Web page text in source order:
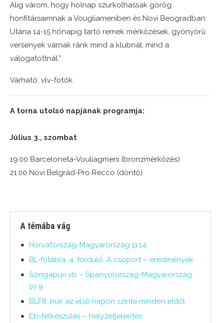
Alig várom, hogy holnap szurkolhassak görög
honfitársaimnak a Vougliameniben és Novi Beogradban.
Utána 14-15 hónapig tartó remek mérkőzések, gyönyörű
versenyek várnak ránk mind a klubnál, mind a
válogatottnál.”
Várható: vlv-fotók.
A torna utolsó napjának programja:
Július 3., szombat
19.00 Barceloneta-Vouliagmeni (bronzmérkőzés)
21.00 Novi Belgrád-Pro Recco (döntő)
A témába vág
Horvátország-Magyarország 11:14
BL-főtábla, 4. forduló, A csoport – eredmények
Szingapúri vb – Spanyolország-Magyarország
10:9
BLF8: már az első napon szinte minden eldől
Eb-felkészülés – Helyzetjelentés